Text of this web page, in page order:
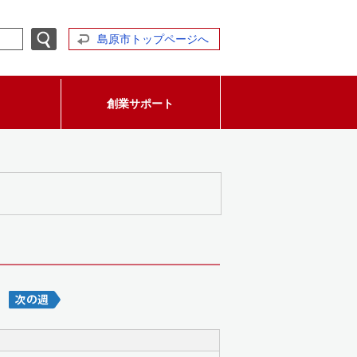
島原市トップページへ
創業サポート